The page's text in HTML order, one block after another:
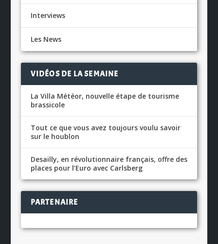
Interviews
Les News
VIDÉOS DE LA SEMAINE
La Villa Météor, nouvelle étape de tourisme
brassicole
Tout ce que vous avez toujours voulu savoir
sur le houblon
Desailly, en révolutionnaire français, offre des
places pour l’Euro avec Carlsberg
PARTENAIRE